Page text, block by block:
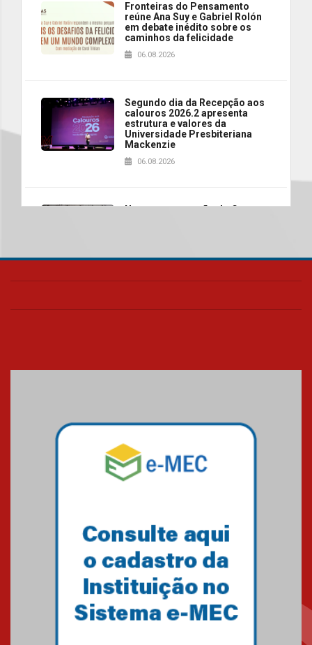
Fronteiras do Pensamento
reúne Ana Suy e Gabriel Rolón
em debate inédito sobre os
caminhos da felicidade
06.08.2026
Segundo dia da Recepção aos
calouros 2026.2 apresenta
estrutura e valores da
Universidade Presbiteriana
Mackenzie
06.08.2026
Nova apresentação do Centro
realizará nova edição da Feira
04.08.2026
Mackenzie recepciona os
calouros do segundo semestre
Como o Colégio Mackenzie
Brasília prepara seus
estudantes para o PAS antes
mesmo do Ensino Médio